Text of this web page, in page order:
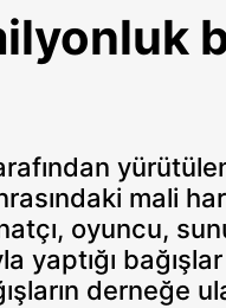
mali
oyuncu,
yaptığı
derneğe